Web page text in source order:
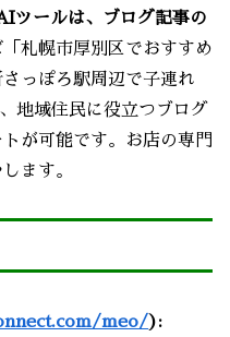
ツールは、ブログ記事の
札幌市厚別区でおすすめ
っぽろ駅周辺で子連れ
地域住民に役立つブログ
が可能です。お店の専門
ます。
meo/):